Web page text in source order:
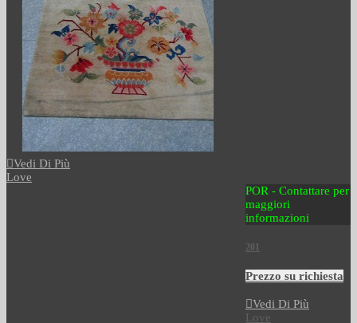
Vedi Di Più
Love
POR - Contattare per
maggiori
informazioni
201
Prezzo su richiesta
Vedi Di Più
Love